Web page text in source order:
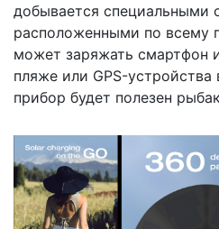
добывается специальными
расположенными по всему
может заряжать смартфон
пляже или GPS-
прибор будет полезен